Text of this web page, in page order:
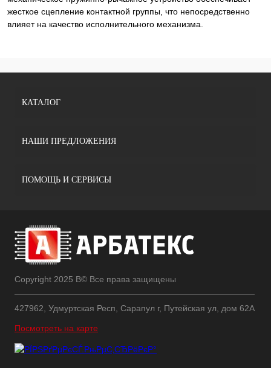
жесткое сцепление контактной группы, что непосредственно
влияет на качество исполнительного механизма.
КАТАЛОГ
НАШИ ПРЕДЛОЖЕНИЯ
ПОМОЩЬ И СЕРВИСЫ
Copyright 2025 В© Все права защищены
427962, Удмуртская Респ, Сарапул г, Путейская ул, дом 62А
Посмотреть на карте